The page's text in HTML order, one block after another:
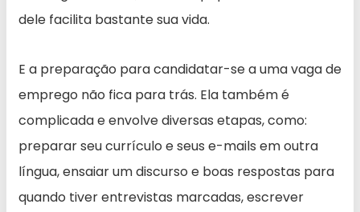
dele facilita bastante sua vida.
E a preparação para candidatar-se a uma vaga de
emprego não fica para trás. Ela também é
complicada e envolve diversas etapas, como:
preparar seu currículo e seus e-mails em outra
língua, ensaiar um discurso e boas respostas para
quando tiver entrevistas marcadas, escrever